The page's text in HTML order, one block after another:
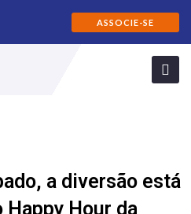
ASSOCIE-SE
a diversão está
Happy Hour da